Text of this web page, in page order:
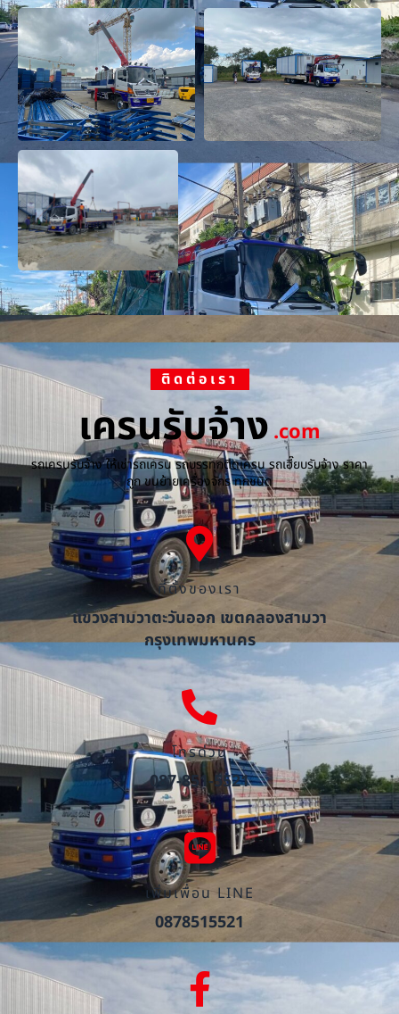
ติดต่อเรา
เครนรับจ้าง.com
รถเครนรับจ้าง ให้เช่ารถเครน รถบรรทุกติดเครน รถเฮี๊ยบรับจ้าง ราคา
ถูก ขนย้ายเครื่องจักร ทุกชนิด
ที่ตั้งของเรา
แขวงสามวาตะวันออก เขตคลองสามวา
กรุงเทพมหานคร
โทรด่วน
087-851-5521
เพิ่มเพื่อน LINE
0878515521